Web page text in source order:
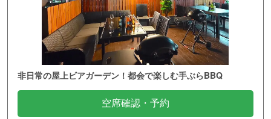
非日常の屋上ビアガーデン！都会で楽しむ手ぶらBBQ
空席確認・予約